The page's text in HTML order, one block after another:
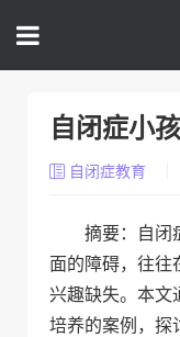
自闭症小
自闭症教育
摘要：自闭
面的障碍，往往
兴趣缺失。本文
培养的案例，探